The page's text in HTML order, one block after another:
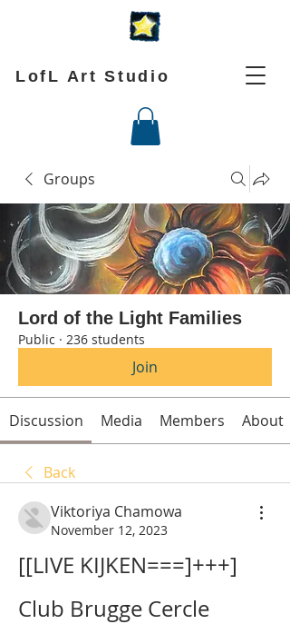
LofL Art Studio
Groups
Lord of the Light Families
Public · 236 students
Join
Discussion Media Members About
Back
Viktoriya Chamowa
November 12, 2023
[[LIVE KIJKEN===]+++]
Club Brugge Cercle